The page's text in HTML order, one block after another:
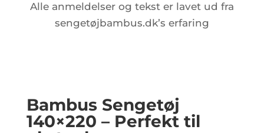
Alle anmeldelser og tekst er lavet ud fra
sengetøjbambus.dk’s erfaring
Bambus Sengetøj
140×220 – Perfekt til